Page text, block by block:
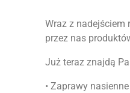
Wraz z nadejściem
przez nas
Już teraz znajdą
• Zaprawy